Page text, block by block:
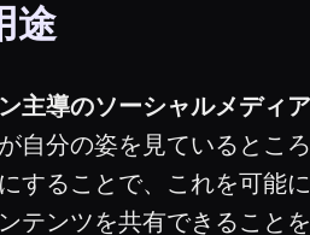
途
主導のソーシャルメディ
自分の姿を見ているとこ
することで、これを可能
テンツを共有できること